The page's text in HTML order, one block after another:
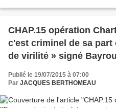
CHAP.15 opération
c'est criminel de sa part
de virilité » signé
Publié le 19/07/2015 à 07:00
Par JACQUES BERTHOMEAU